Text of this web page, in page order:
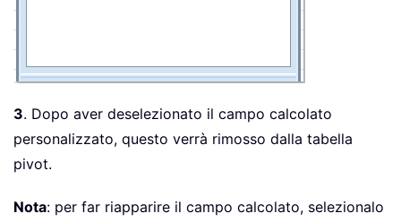
3. Dopo aver deselezionato il campo calcolato
personalizzato, questo verrà rimosso dalla tabella
pivot.
Nota: per far riapparire il campo calcolato, selezionalo